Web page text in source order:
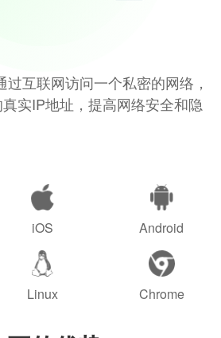
互联网访问一个私密的网络，
实IP地址，提高网络安全和隐
iOS Android
Linux Chrome